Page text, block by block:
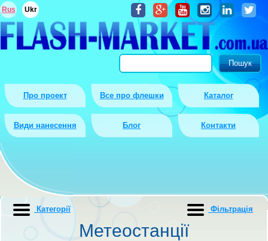
Про проект Все про флешки Каталог
Види нанесення Блог Контакти
Rus Ukr
Метеостанції
Категорії Фiльтрацiя